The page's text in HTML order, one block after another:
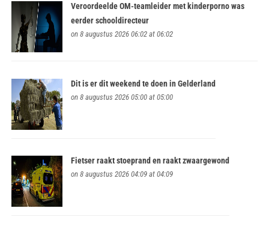
Veroordeelde OM-teamleider met kinderporno was
eerder schooldirecteur
on 8 augustus 2026 06:02 at 06:02
Dit is er dit weekend te doen in Gelderland
on 8 augustus 2026 05:00 at 05:00
Fietser raakt stoeprand en raakt zwaargewond
on 8 augustus 2026 04:09 at 04:09